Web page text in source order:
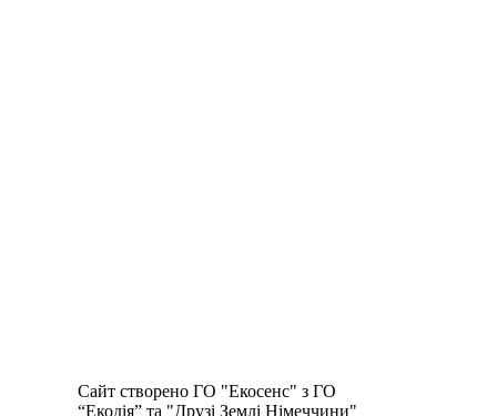
Сайт створено ГО "Екосенс" з ГО
“Екодія” та "Друзі Землі Німеччини"